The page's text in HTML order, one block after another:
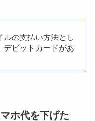
ルの支払い方法とし
デビットカードがあ
ホ代を下げた